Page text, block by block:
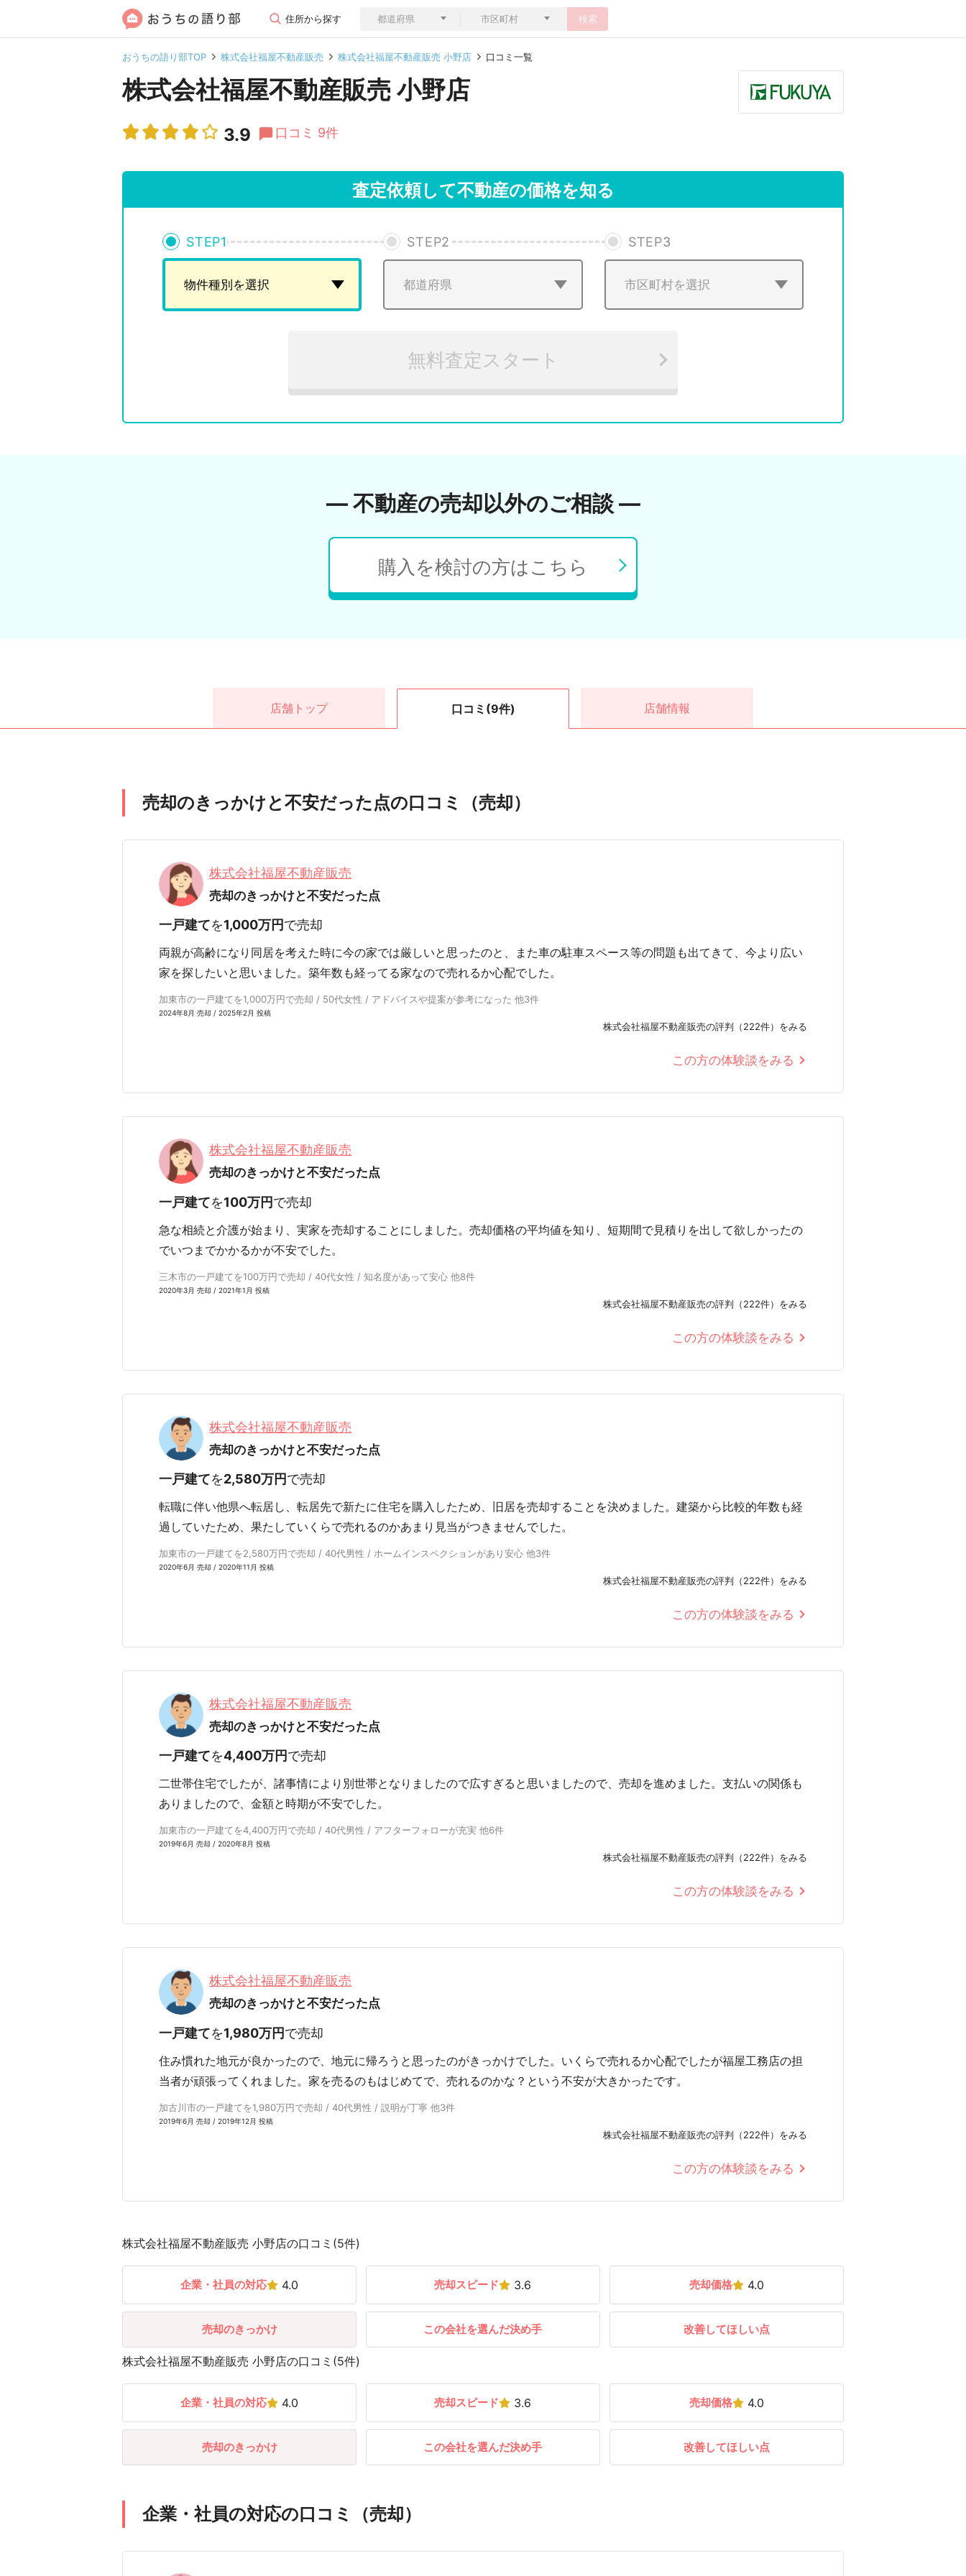
住所から探す 検索
おうちの語り部TOP 株式会社福屋不動産販売 株式会社福屋不動産販売 小野店 口コミ一覧
株式会社福屋不動産販売 小野店
3.9 口コミ 9件
査定依頼して不動産の価格を知る
STEP1 STEP2 STEP3
無料査定スタート
― 不動産の売却以外のご相談 ―
購入を検討の方はこちら
店舗 トップ 口コミ (9件) 店舗情報
売却のきっかけと不安だった点の口コミ（売却）
株式会社福屋不動産販売
売却のきっかけと不安だった点
一戸建てを1,000万円で売却
両親が高齢になり同居を考えた時に今の家では厳しいと思ったのと、また車の駐車スペース等の問題も出てきて、今より広い
家を探したいと思いました。築年数も経ってる家なので売れるか心配でした。
加東市の一戸建てを1,000万円で売却 / 50代女性 / アドバイスや提案が参考になった 他3件
2024年8月 売却 / 2025年2月 投稿
株式会社福屋不動産販売の評判（222件）をみる
この方の体験談をみる
株式会社福屋不動産販売
売却のきっかけと不安だった点
一戸建てを100万円で売却
急な相続と介護が始まり、実家を売却することにしました。売却価格の平均値を知り、短期間で見積りを出して欲しかったの
でいつまでかかるかが不安でした。
三木市の一戸建てを100万円で売却 / 40代女性 / 知名度があって安心 他8件
2020年3月 売却 / 2021年1月 投稿
株式会社福屋不動産販売の評判（222件）をみる
この方の体験談をみる
株式会社福屋不動産販売
売却のきっかけと不安だった点
一戸建てを2,580万円で売却
転職に伴い他県へ転居し、転居先で新たに住宅を購入したため、旧居を売却することを決めました。建築から比較的年数も経
過していたため、果たしていくらで売れるのかあまり見当がつきませんでした。
加東市の一戸建てを2,580万円で売却 / 40代男性 / ホームインスペクションがあり安心 他3件
2020年6月 売却 / 2020年11月 投稿
株式会社福屋不動産販売の評判（222件）をみる
この方の体験談をみる
株式会社福屋不動産販売
売却のきっかけと不安だった点
一戸建てを4,400万円で売却
二世帯住宅でしたが、諸事情により別世帯となりましたので広すぎると思いましたので、売却を進めました。支払いの関係も
ありましたので、金額と時期が不安でした。
加東市の一戸建てを4,400万円で売却 / 40代男性 / アフターフォローが充実 他6件
2019年6月 売却 / 2020年8月 投稿
株式会社福屋不動産販売の評判（222件）をみる
この方の体験談をみる
株式会社福屋不動産販売
売却のきっかけと不安だった点
一戸建てを1,980万円で売却
住み慣れた地元が良かったので、地元に帰ろうと思ったのがきっかけでした。いくらで売れるか心配でしたが福屋工務店の担
当者が頑張ってくれました。家を売るのもはじめてで、売れるのかな？という不安が大きかったです。
加古川市の一戸建てを1,980万円で売却 / 40代男性 / 説明が丁寧 他3件
2019年6月 売却 / 2019年12月 投稿
株式会社福屋不動産販売の評判（222件）をみる
この方の体験談をみる
株式会社福屋不動産販売 小野店の口コミ(5件)
企業・社員の対応 4.0 売却スピード 3.6 売却価格 4.0
売却のきっかけ この会社を選んだ決め手 改善してほしい点
株式会社福屋不動産販売 小野店の口コミ(5件)
企業・社員の対応 4.0 売却スピード 3.6 売却価格 4.0
売却のきっかけ この会社を選んだ決め手 改善してほしい点
企業・社員の対応の口コミ（売却）